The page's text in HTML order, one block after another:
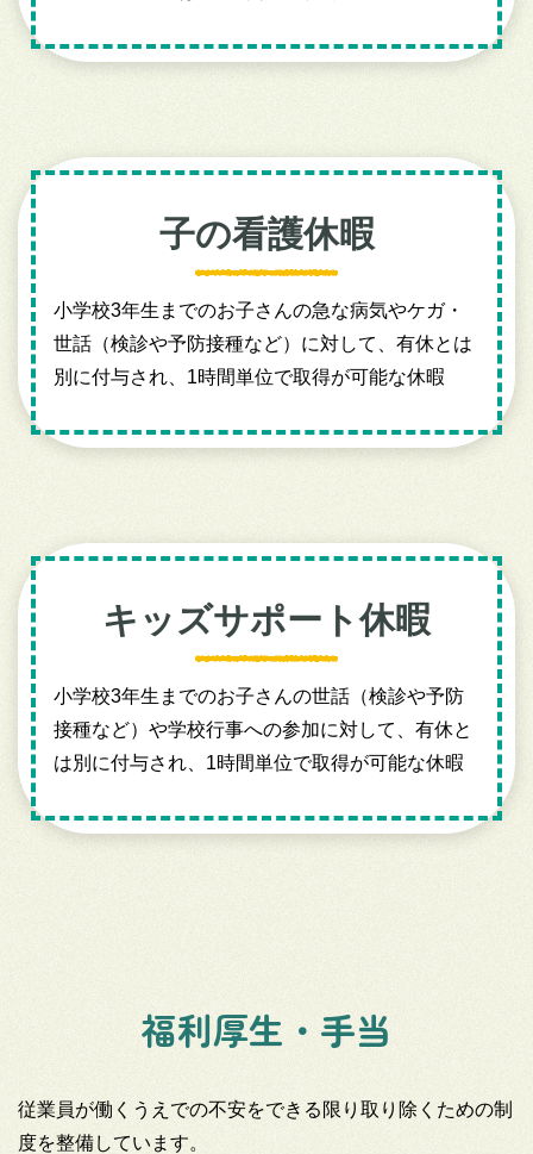
子の看護休暇
小学校3年生までのお子さんの急な病気やケガ・
世話（検診や予防接種など）に対して、有休とは
別に付与され、1時間単位で取得が可能な休暇
キッズサポート休暇
小学校3年生までのお子さんの世話（検診や予防
接種など）や学校行事への参加に対して、有休と
は別に付与され、1時間単位で取得が可能な休暇
福利厚生・手当
従業員が働くうえでの不安をできる限り取り除くための制
度を整備しています。